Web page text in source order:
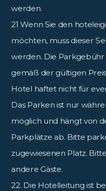
werden.
21 Wenn Sie den
möchten, muss dieser
werden. Die
gemäß der gültigen
Hotel haftet nicht für
Das Parken ist nur
möglich und hängt von
Parkplätze ab. Bitte
zugewiesenen Platz.
andere Gäste.
22. Die Hotelleitung ist